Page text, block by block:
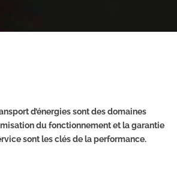
d’énergies sont des domaines
du fonctionnement et la garantie
sont les clés de la performance.